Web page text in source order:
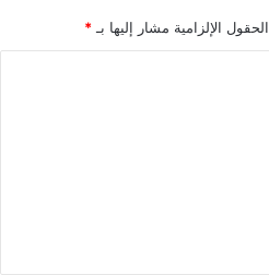
الحقول الإلزامية مشار إليها بـ *